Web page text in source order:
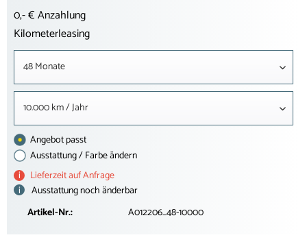
0,- € Anzahlung
Kilometerleasing
48 Monate
10.000 km / Jahr
Angebot passt
Ausstattung / Farbe ändern
i
Lieferzeit auf Anfrage
i
Ausstattung noch änderbar
Artikel-Nr.:
A012206_48-10000